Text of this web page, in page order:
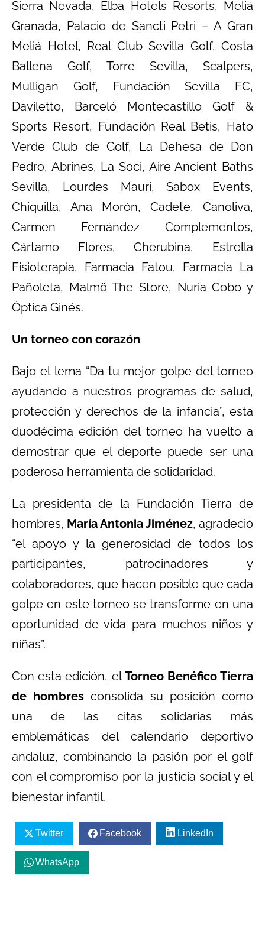
Sierra Nevada, Elba Hotels Resorts, Meliá
Granada, Palacio de Sancti Petri – A Gran
Meliá Hotel, Real Club Sevilla Golf, Costa
Ballena Golf, Torre Sevilla, Scalpers,
Mulligan Golf, Fundación Sevilla FC,
Daviletto, Barceló Montecastillo Golf &
Sports Resort, Fundación Real Betis, Hato
Verde Club de Golf, La Dehesa de Don
Pedro, Abrines, La Soci, Aire Ancient Baths
Sevilla, Lourdes Mauri, Sabox Events,
Chiquilla, Ana Morón, Cadete, Canoliva,
Carmen Fernández Complementos,
Cártamo Flores, Cherubina, Estrella
Fisioterapia, Farmacia Fatou, Farmacia La
Pañoleta, Malmö The Store, Nuria Cobo y
Óptica Ginés.
Un torneo con corazón
Bajo el lema “Da tu mejor golpe del torneo
ayudando a nuestros programas de salud,
protección y derechos de la infancia”, esta
duodécima edición del torneo ha vuelto a
demostrar que el deporte puede ser una
poderosa herramienta de solidaridad.
La presidenta de la Fundación Tierra de
hombres, María Antonia Jiménez, agradeció
“el apoyo y la generosidad de todos los
participantes, patrocinadores y
colaboradores, que hacen posible que cada
golpe en este torneo se transforme en una
oportunidad de vida para muchos niños y
niñas”.
Con esta edición, elTorneo Benéfico Tierra
de hombres consolida su posición como
una de las citas solidarias más
emblemáticas del calendario deportivo
andaluz, combinando la pasión por el golf
con el compromiso por la justicia social y el
bienestar infantil.
Twitter Facebook LinkedIn
WhatsApp